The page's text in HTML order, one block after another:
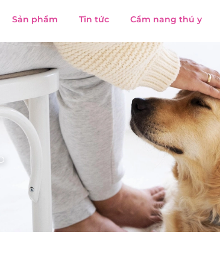
Sản phẩm Tin tức Cẩm nang thú y